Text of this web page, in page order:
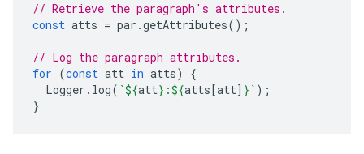
// Retrieve the paragraph's attributes.
const atts = par .getAttributes();
// Log the paragraph attributes.
for (const att in atts)
{
Logger . log( `${att} :${atts[att] } ` );
}